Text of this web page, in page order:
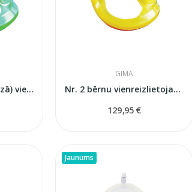
Nr. 3 pieaugušo (mazā) vienreizlietojama...
GIMA
Nr. 2 bērnu vienreizlietojama reanimācijas...
129,95 €
Jaunums